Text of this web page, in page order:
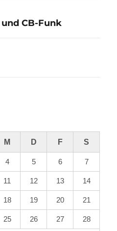
CB-Funk
M D F S
4 5 6 7
11 12 13 14
18 19 20 21
25 26 27 28